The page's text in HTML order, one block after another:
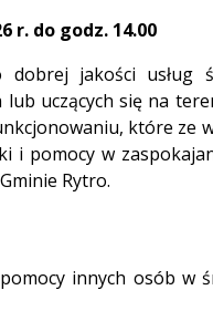
r. do godz. 14.00
jakości usług
lub uczących się na
które ze
i pomocy w
Rytro.
innych osób w